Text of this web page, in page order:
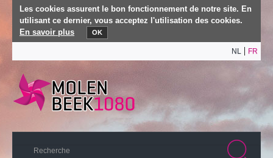
Les cookies assurent le bon fonctionnement de notre site. En
utilisant ce dernier, vous acceptez l'utilisation des cookies.
En savoir plus
OK
NL FR